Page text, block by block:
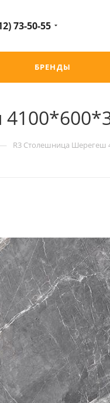
73-50-55
БРЕНДЫ
R3 Столешница Шерегеш